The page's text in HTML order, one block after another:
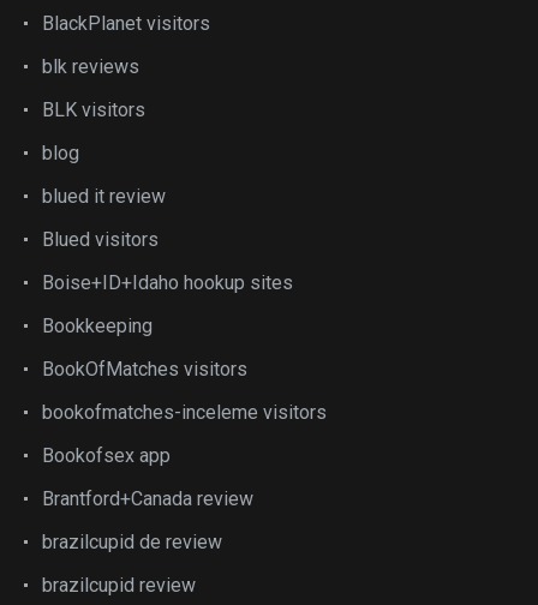
BlackPlanet visitors
blk reviews
BLK visitors
blog
blued it review
Blued visitors
Boise+ID+Idaho hookup sites
Bookkeeping
BookOfMatches visitors
bookofmatches-inceleme visitors
Bookofsex app
Brantford+Canada review
brazilcupid de review
brazilcupid review